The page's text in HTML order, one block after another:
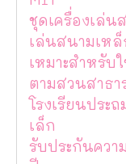
ชุดเครื่องเล่น
เล่นสนามเหล็
เหมาะสำหรับ
ตามสวนสาธา
โรงเรียนปร
เล็ก
รับประกันควา